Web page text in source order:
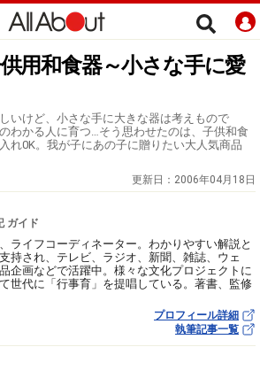
用和食器～小さな手に愛
いけど、小さな手に大きな器は考えもので
わかる人に育つ…そう思わせたのは、子供和食
れ0K。我が子にあの子に贈りたい大人気商品
更新日： 2006年04月18日
ガイド
ライフコーディネーター。わかりやすい解説と
持され、テレビ、ラジオ、新聞、雑誌、ウェ
企画などで活躍中。様々な文化プロジェクトに
世代に「行事育」を提唱している。著書、監修
プロフィール詳細
執筆記事一覧